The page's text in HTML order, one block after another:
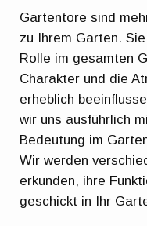
Gartentore sind
zu Ihrem Garten.
Rolle im gesamten
Charakter und die
erheblich
wir uns ausführlich
Bedeutung im
Wir werden
erkunden, ihre
geschickt in Ihr